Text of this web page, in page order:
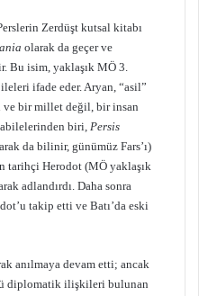
Zerdüşt kutsal kitabı
olarak da geçer ve
Bu isim, yaklaşık MÖ 3.
ifade eder. Aryan, “asil”
ve bir millet değil, bir insan
biri, Persis
da bilinir, günümüz Fars’ı)
tarihçi Herodot (MÖ yaklaşık
adlandırdı. Daha sonra
takip etti ve Batı’da eski
anılmaya devam etti; ancak
diplomatik ilişkileri bulunan